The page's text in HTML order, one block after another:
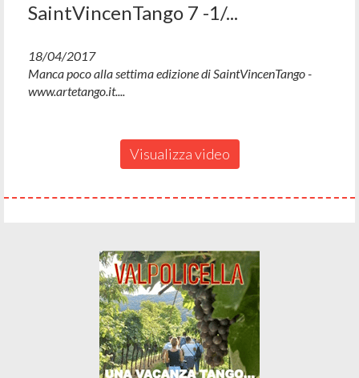
SaintVincenTango 7 -1/...
18/04/2017
Manca poco alla settima edizione di SaintVincenTango -
www.artetango.it....
Visualizza video